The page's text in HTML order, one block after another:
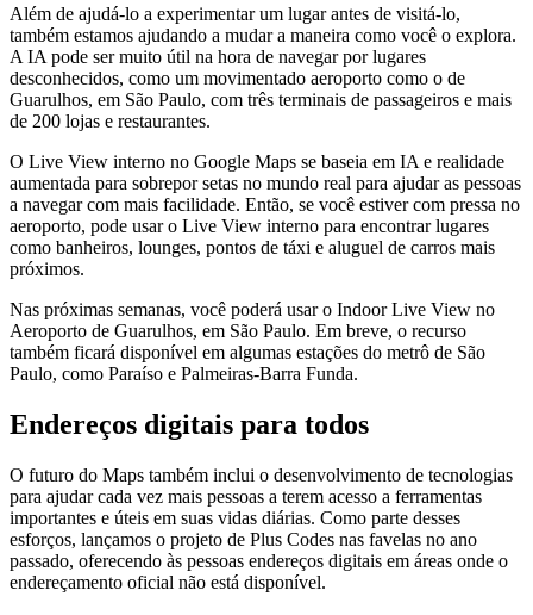
Além de ajudá-lo a experimentar um lugar antes de visitá-lo,
também estamos ajudando a mudar a maneira como você o explora.
A IA pode ser muito útil na hora de navegar por lugares
desconhecidos, como um movimentado aeroporto como o de
Guarulhos, em São Paulo, com três terminais de passageiros e mais
de 200 lojas e restaurantes.
O Live View interno no Google Maps se baseia em IA e realidade
aumentada para sobrepor setas no mundo real para ajudar as pessoas
a navegar com mais facilidade. Então, se você estiver com pressa no
aeroporto, pode usar o Live View interno para encontrar lugares
como banheiros, lounges, pontos de táxi e aluguel de carros mais
próximos.
Nas próximas semanas, você poderá usar o Indoor Live View no
Aeroporto de Guarulhos, em São Paulo. Em breve, o recurso
também ficará disponível em algumas estações do metrô de São
Paulo, como Paraíso e Palmeiras-Barra Funda.
Endereços digitais para todos
O futuro do Maps também inclui o desenvolvimento de tecnologias
para ajudar cada vez mais pessoas a terem acesso a ferramentas
importantes e úteis em suas vidas diárias. Como parte desses
esforços, lançamos o projeto de Plus Codes nas favelas no ano
passado, oferecendo às pessoas endereços digitais em áreas onde o
endereçamento oficial não está disponível.